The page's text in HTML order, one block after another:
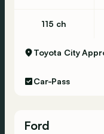
115 ch
Car-Pass
Ford